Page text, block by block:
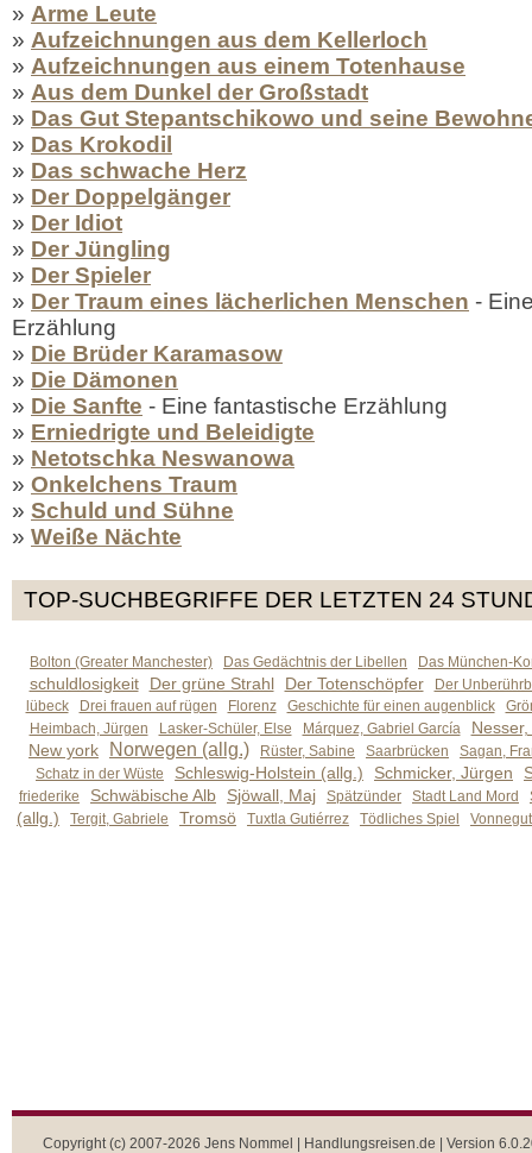
» Arme Leute
» Aufzeichnungen aus dem Kellerloch
» Aufzeichnungen aus einem Totenhause
» Aus dem Dunkel der Großstadt
» Das Gut Stepantschikowo und seine
» Das Krokodil
» Das schwache Herz
» Der Doppelgänger
» Der Idiot
» Der Jüngling
» Der Spieler
» Der Traum eines lächerlichen Menschen -
Erzählung
» Die Brüder Karamasow
» Die Dämonen
» Die Sanfte - Eine fantastische Erzählung
» Erniedrigte und Beleidigte
» Netotschka Neswanowa
» Onkelchens Traum
» Schuld und Sühne
» Weiße Nächte
TOP-SUCHBEGRIFFE DER LETZTEN 24
Bolton (Greater Manchester) Das Gedächtnis der Libellen Das München-
schuldlosigkeit Der grüne Strahl Der Totenschöpfer
Der
lübeck
Drei frauen auf rügen Florenz Geschichte für einen augenblick
Heimbach, Jürgen
Lasker-Schüler, Else Márquez, Gabriel García
New york
Norwegen (allg.) Rüster, Sabine Saarbrücken
Sagan,
Schatz in der Wüste
Schleswig-Holstein (allg.) Schmicker, Jürgen
friederike Schwäbische Alb Sjöwall, Maj Spätzünder Stadt Land Mord
(allg.) Tergit, Gabriele Tromsö Tuxtla Gutiérrez Tödliches Spiel
Copyright (c) 2007-2026 Jens Nommel | Handlungsreisen.de | Version